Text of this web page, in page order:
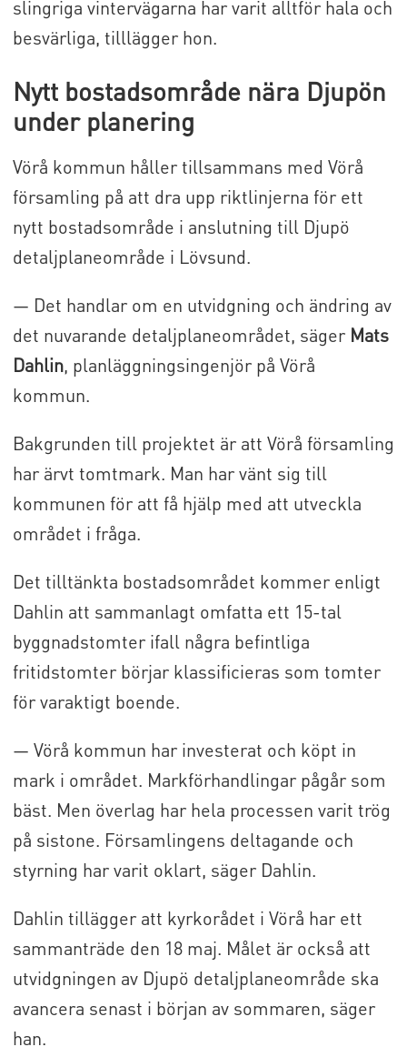
slingriga vintervägarna har varit alltför hala och
besvärliga, tilllägger hon.
Nytt bostadsområde nära Djupön
under planering
Vörå kommun håller tillsammans med Vörå
församling på att dra upp riktlinjerna för ett
nytt bostadsområde i anslutning till Djupö
detaljplaneområde i Lövsund.
— Det handlar om en utvidgning och ändring av
det nuvarande detaljplaneområdet, säger Mats
Dahlin, planläggningsingenjör på Vörå
kommun.
Bakgrunden till projektet är att Vörå församling
har ärvt tomtmark. Man har vänt sig till
kommunen för att få hjälp med att utveckla
området i fråga.
Det tilltänkta bostadsområdet kommer enligt
Dahlin att sammanlagt omfatta ett 15-tal
byggnadstomter ifall några befintliga
fritidstomter börjar klassificieras som tomter
för varaktigt boende.
— Vörå kommun har investerat och köpt in
mark i området. Markförhandlingar pågår som
bäst. Men överlag har hela processen varit trög
på sistone. Församlingens deltagande och
styrning har varit oklart, säger Dahlin.
Dahlin tillägger att kyrkorådet i Vörå har ett
sammanträde den 18 maj. Målet är också att
utvidgningen av Djupö detaljplaneområde ska
avancera senast i början av sommaren, säger
han.